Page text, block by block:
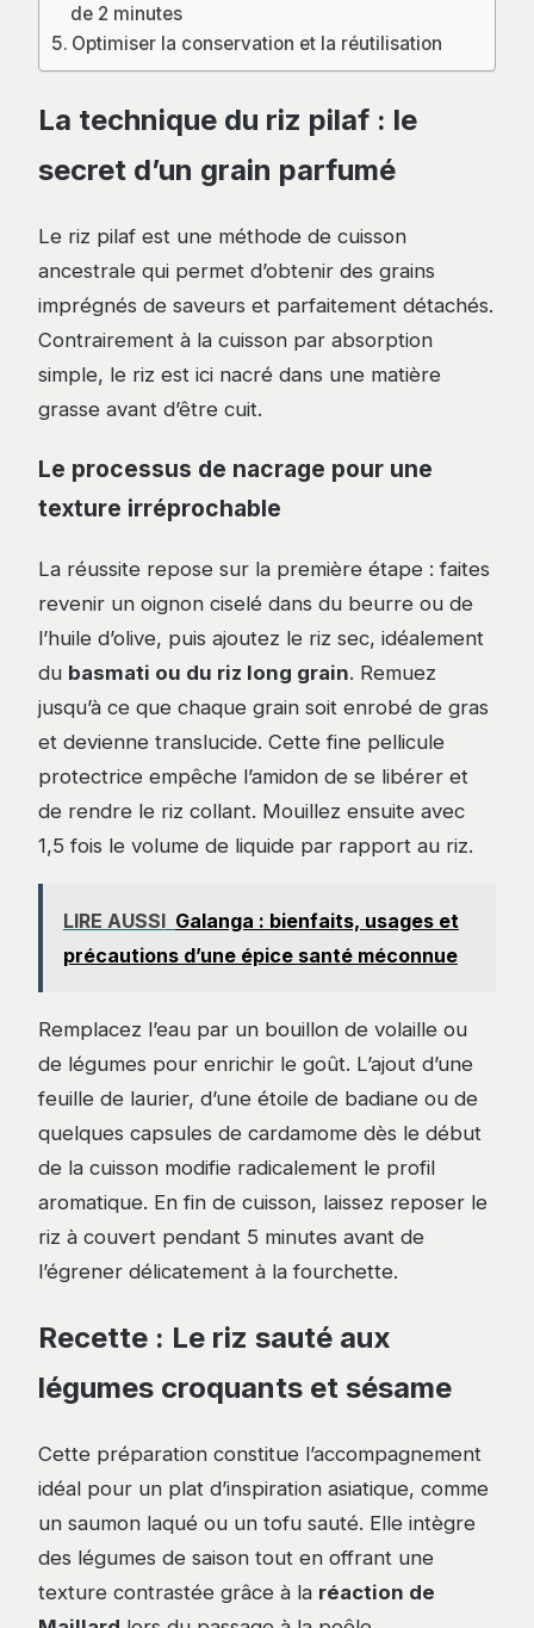
de 2 minutes
Optimiser la conservation et la réutilisation
La technique du riz pilaf : le
secret d’un grain parfumé
Le riz pilaf est une méthode de cuisson
ancestrale qui permet d’obtenir des grains
imprégnés de saveurs et parfaitement détachés.
Contrairement à la cuisson par absorption
simple, le riz est ici nacré dans une matière
grasse avant d’être cuit.
Le processus de nacrage pour une
texture irréprochable
La réussite repose sur la première étape : faites
revenir un oignon ciselé dans du beurre ou de
l’huile d’olive, puis ajoutez le riz sec, idéalement
du basmati ou du riz long grain. Remuez
jusqu’à ce que chaque grain soit enrobé de gras
et devienne translucide. Cette fine pellicule
protectrice empêche l’amidon de se libérer et
de rendre le riz collant. Mouillez ensuite avec
1,5 fois le volume de liquide par rapport au riz.
LIRE AUSSI Galanga : bienfaits, usages et
précautions d’une épice santé méconnue
Remplacez l’eau par un bouillon de volaille ou
de légumes pour enrichir le goût. L’ajout d’une
feuille de laurier, d’une étoile de badiane ou de
quelques capsules de cardamome dès le début
de la cuisson modifie radicalement le profil
aromatique. En fin de cuisson, laissez reposer le
riz à couvert pendant 5 minutes avant de
l’égrener délicatement à la fourchette.
Recette : Le riz sauté aux
légumes croquants et sésame
Cette préparation constitue l’accompagnement
idéal pour un plat d’inspiration asiatique, comme
un saumon laqué ou un tofu sauté. Elle intègre
des légumes de saison tout en offrant une
texture contrastée grâce à la réaction de